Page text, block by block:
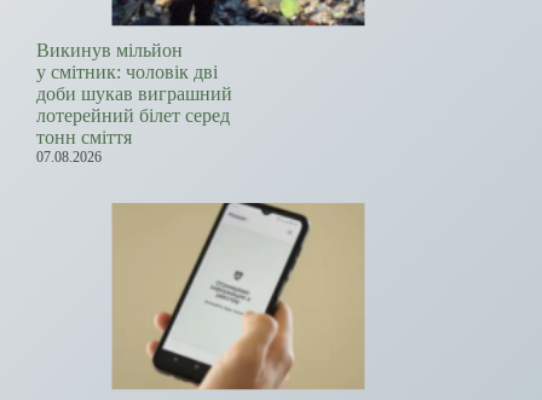
Викинув мільйон
у смітник: чоловік дві
доби шукав виграшний
лотерейний білет серед
тонн сміття
07.08.2026